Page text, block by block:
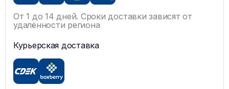
От 1 до 14 дней. Сроки доставки зависят от
удалённости региона
Курьерская доставка